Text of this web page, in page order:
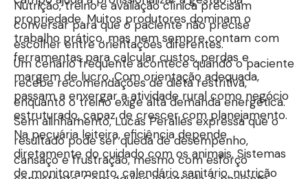
Nutrição, treino e avaliação clínica precisam
conversar para que o paciente não precise
escolher entre orientações diferentes.
Um cenário frequente acontece quando o paciente
recebe recomendações de dieta restritiva,
enquanto o treino exige alta demanda energética.
Sem alinhamento, Lucas Peralles expressa que o
resultado pode ser queda de desempenho,
cansaço e frustração, mesmo com esforço
propriedade. Muitos produtores dominam o
trabalho prático, mas nem sempre contam com
ferramentas para calcular custos, perdas e
margem de lucro. Com orientação adequada,
passam a enxergar a atividade rural como negócio
estruturado, capaz de crescer com planejamento.
Na pecuária leiteira, eficiência depende
diretamente do cuidado com os animais. Sistemas
de monitoramento, calendário sanitário, nutrição